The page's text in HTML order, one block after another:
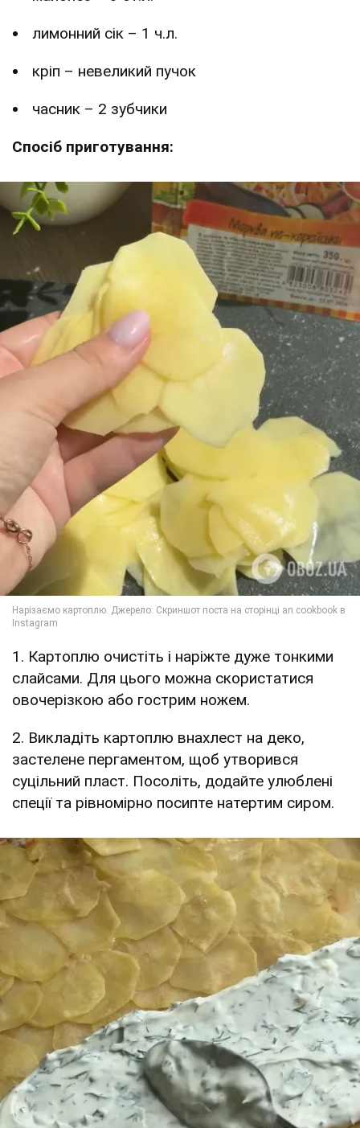
лимонний сік – 1 ч.л.
кріп – невеликий пучок
часник – 2 зубчики
Спосіб приготування:
1. Картоплю очистіть і наріжте дуже тонкими
слайсами. Для цього можна скористатися
овочерізкою або гострим ножем.
2. Викладіть картоплю внахлест на деко,
застелене пергаментом, щоб утворився
суцільний пласт. Посоліть, додайте улюблені
спеції та рівномірно посипте натертим сиром.